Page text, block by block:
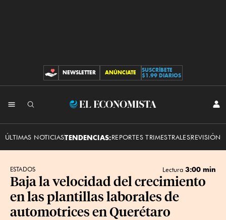
CONTRIBUCIONES
NEWSLETTER ANÚNCIATE
SUSCRÍBETE
$1.99 DIARIOS
El
ÚLTIMAS NOTICIASTENDENCIAS:REPORTES TRIMESTRALESREVISIÓN
ESTADOS Lectura 3:00 min
Baja la velocidad del crecimiento
en las plantillas laborales de
automotrices en Querétaro